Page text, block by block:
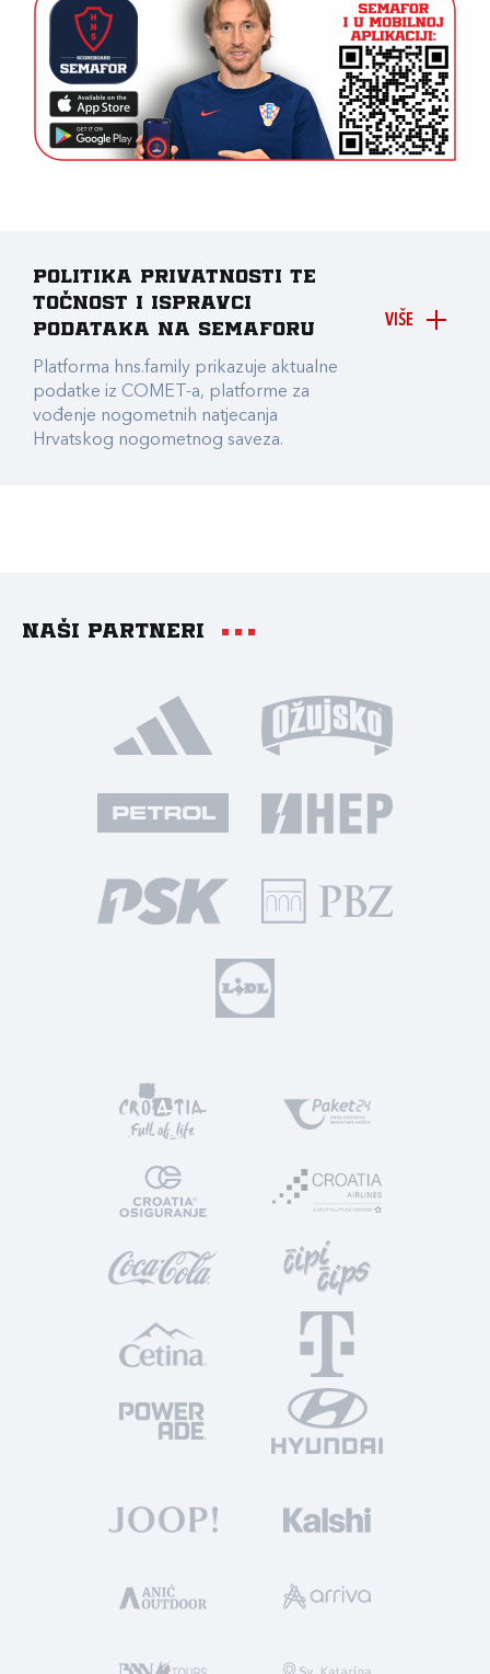
VIŠE
Politika privatnosti te
točnost i ispravci
podataka na Semaforu
Platforma hns.family prikazuje aktualne
podatke iz COMET-a, platforme za
vođenje nogometnih natjecanja
Hrvatskog nogometnog saveza.
Naši partneri